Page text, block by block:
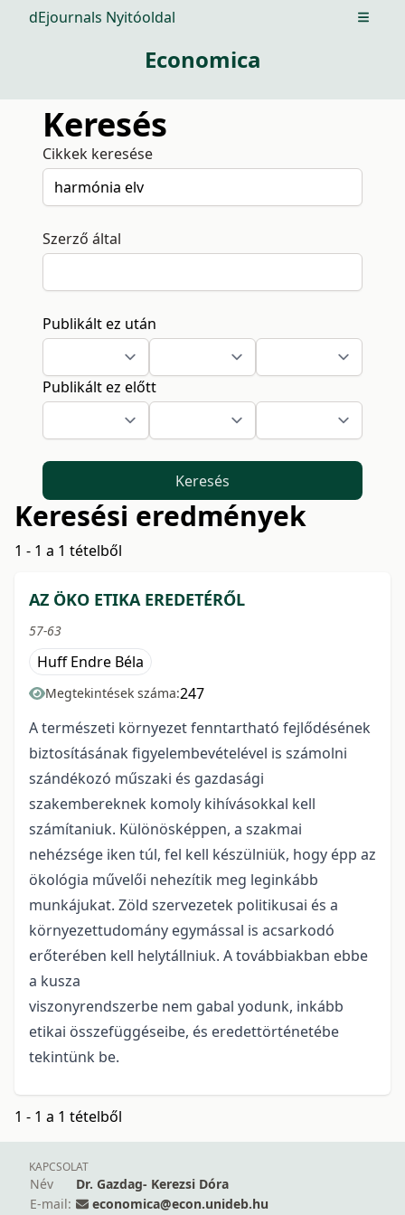
dEjournals Nyitóoldal Open
Economica
Keresés
Cikkek keresése
Szerző által
Publikált ez után
Publikált ez előtt
Keresés
Keresési eredmények
1 - 1 a 1 tételből
AZ ÖKO ETIKA EREDETÉRŐL
57-63
Huff Endre Béla
Megtekintések száma:247
A természeti környezet fenntartható fejlődésének
biztosításának figyelembevételével is számolni
szándékozó műszaki és gazdasági
szakembereknek komoly kihívásokkal kell
számítaniuk. Különösképpen, a szakmai
nehézsége iken túl, fel kell készülniük, hogy épp az
ökológia művelői nehezítik meg leginkább
munkájukat. Zöld szervezetek politikusai és a
környezettudomány egymással is acsarkodó
erőterében kell helytállniuk. A továbbiakban ebbe
a kusza
viszonyrendszerbe nem gabal yodunk, inkább
etikai összefüggéseibe, és eredettörténetébe
tekintünk be.
1 - 1 a 1 tételből
KAPCSOLAT
Név
Dr. Gazdag- Kerezsi Dóra
E-mail:
economica@econ.unideb.hu